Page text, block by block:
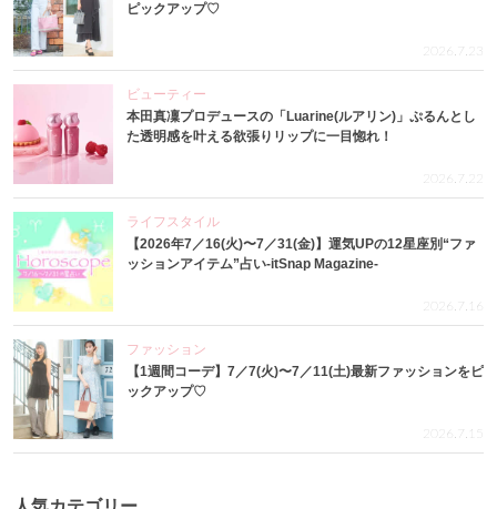
ピックアップ♡
2026.7.23
ビューティー
本田真凜プロデュースの「Luarine(ルアリン)」ぷるんとし
た透明感を叶える欲張りリップに一目惚れ！
2026.7.22
ライフスタイル
【2026年7／16(火)〜7／31(金)】運気UPの12星座別“ファ
ッションアイテム”占い-itSnap Magazine-
2026.7.16
ファッション
【1週間コーデ】7／7(火)〜7／11(土)最新ファッションをピ
ックアップ♡
2026.7.15